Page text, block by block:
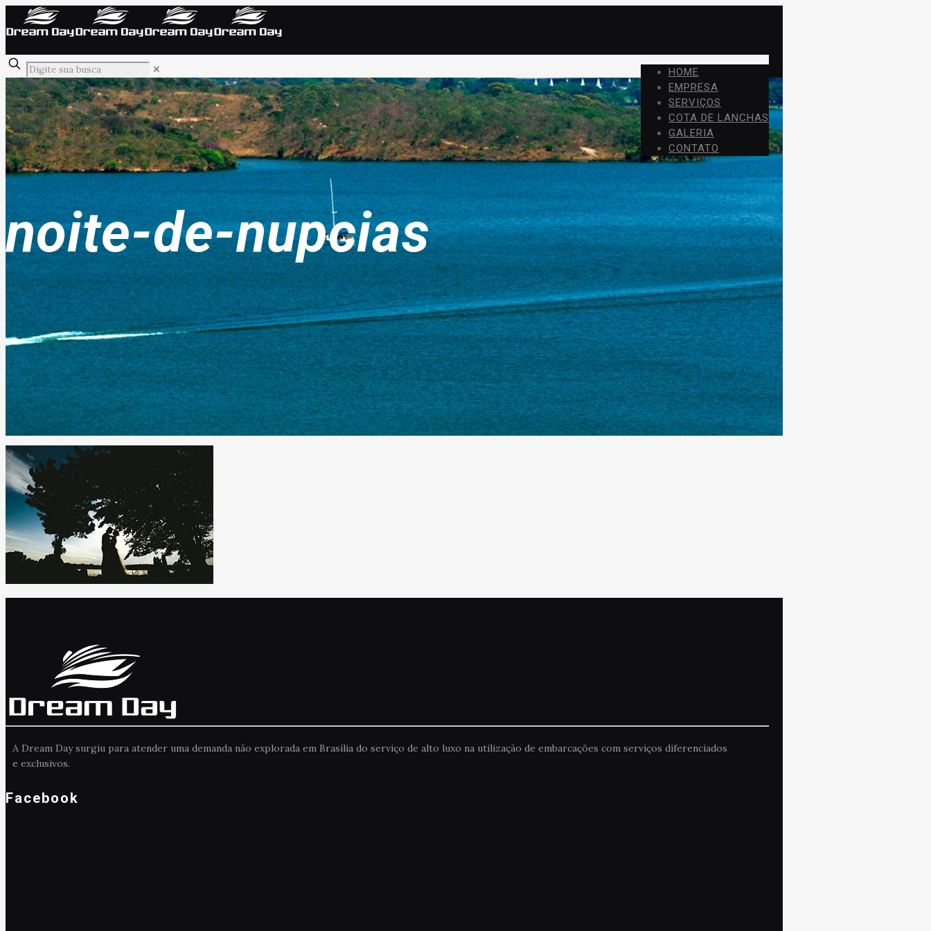
HOME
EMPRESA
SERVIÇOS
COTA DE LANCHAS
GALERIA
CONTATO
✕
noite-de-nupcias
A Dream Day surgiu para atender uma demanda não explorada em Brasília do serviço de alto luxo na utilização de embarcações com serviços diferenciados
e exclusivos.
Facebook